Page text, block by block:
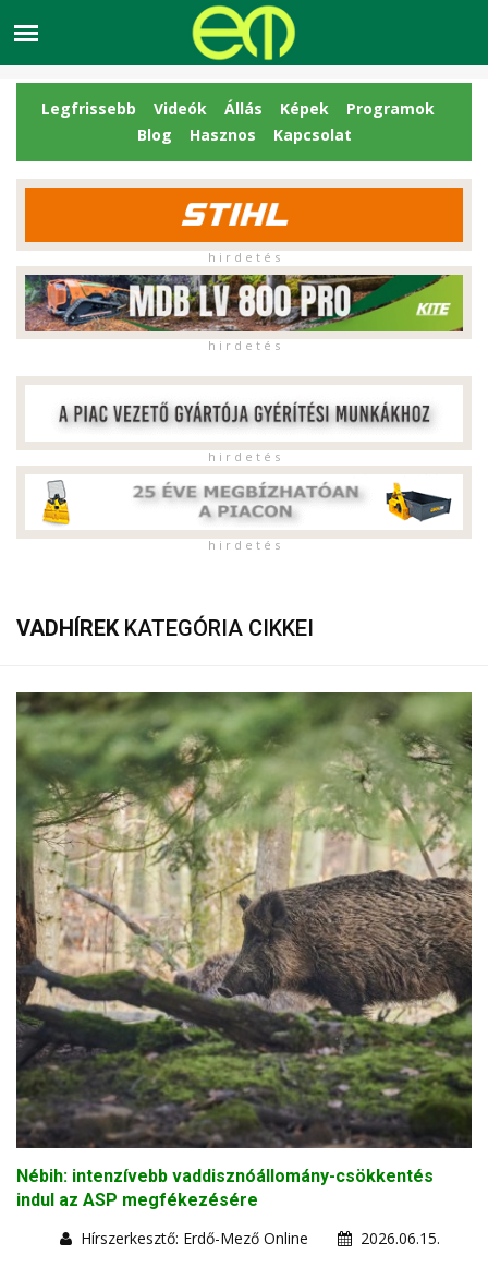
Legfrissebb Videók Állás Képek
Programok
Blog
Hasznos Kapcsolat
h i r d e t é s
h i r d e t é s
h i r d e t é s
h i r d e t é s
VADHÍREKKATEGÓRIA CIKKEI
Nébih: intenzívebb vaddisznóállomány-csökkentés
indul az ASP megfékezésére
Hírszerkesztő: Erdő-Mező Online
2026.06.15.